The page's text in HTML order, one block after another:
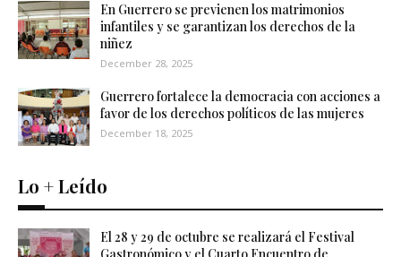
En Guerrero se previenen los matrimonios
infantiles y se garantizan los derechos de la
niñez
December 28, 2025
Guerrero fortalece la democracia con acciones a
favor de los derechos políticos de las mujeres
December 18, 2025
Lo + Leído
El 28 y 29 de octubre se realizará el Festival